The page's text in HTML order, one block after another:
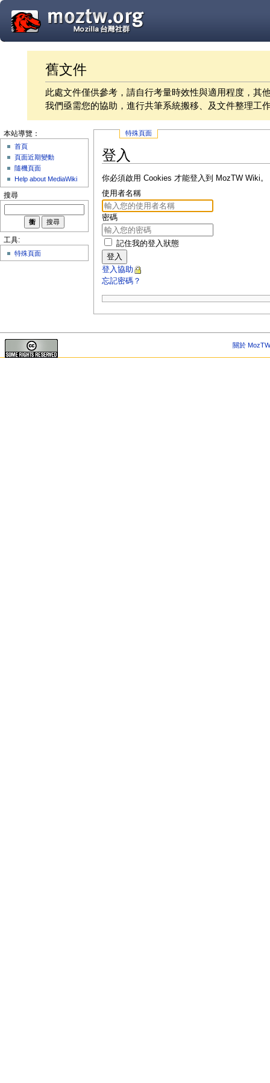
舊文件
此處文件僅供參考，請自行考量時效性與適用程度，其
我們亟需您的協助，進行共筆系統搬移、及文件整理工
特殊頁面
登入
你必須啟用 Cookies 才能登入到 MozTW Wiki。
使用者名稱
密碼
記住我的登入狀態
登入
登入協助
忘記密碼？
本站導覽：
首頁
頁面近期變動
隨機頁面
Help about MediaWiki
搜尋
工具:
特殊頁面
關於